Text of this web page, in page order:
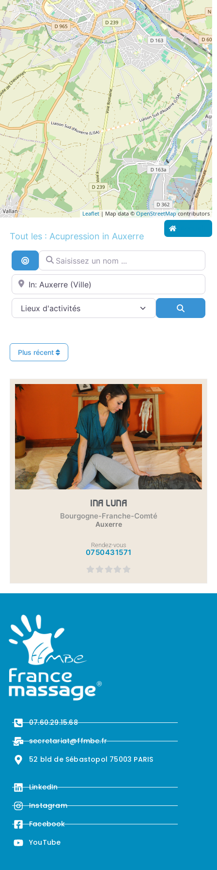
Leaflet | Map data ©OpenStreetMapcontributors
Tout les : Acupression in Auxerre
Recherche par distance
Saisissez un nom ...
Proche de...
Plus récent
INA LUNA
Bourgogne-Franche-Comté
Auxerre
Rendez-vous
0750431571
07.60.29.15.68
secretariat@ffmbe.fr
52 bld de Sébastopol 75003 PARIS
LinkedIn
Instagram
Facebook
YouTube